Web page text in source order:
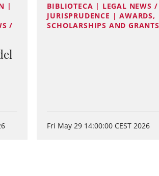
|
/
BIBLIOTECA | LEGAL NEWS /
JURISPRUDENCE | AWARDS,
SCHOLARSHIPS AND GRANTS
Fri May 29 14:00:00 CEST 2026